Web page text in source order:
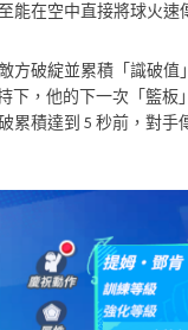
能在空中直接將球火速
方破綻並累積「識破值
下，他的下一次「籃板
累積達到 5 秒前，對手